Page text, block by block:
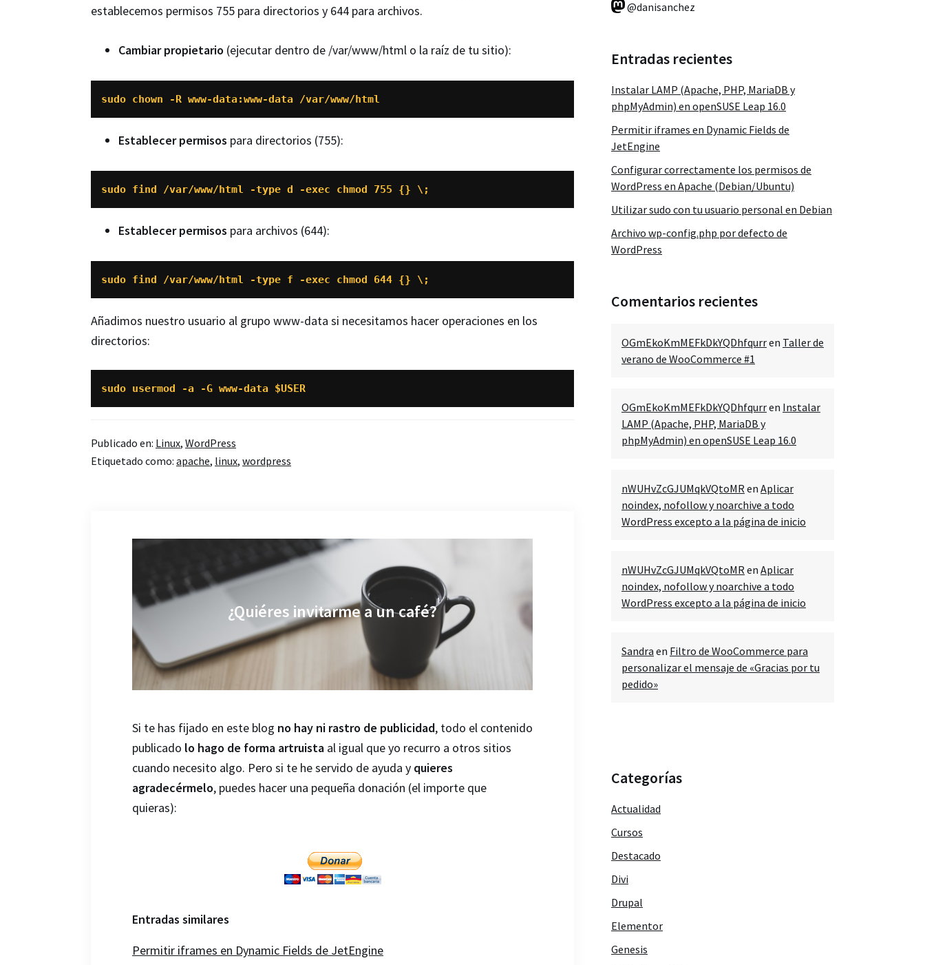
establecemos permisos 755 para directorios y 644 para archivos.
Cambiar propietario (ejecutar dentro de /var/www/html o la raíz de tu sitio):
sudo chown -R www-data:www-data /var/www/html
Establecer permisos para directorios (755):
sudo find /var/www/html -type d -exec chmod 755 {} \;
Establecer permisos para archivos (644):
sudo find /var/www/html -type f -exec chmod 644 {} \;
Añadimos nuestro usuario al grupo www-data si necesitamos hacer operaciones en los
directorios:
sudo usermod -a -G www-data $USER
Publicado en: Linux, WordPress
Etiquetado como: apache, linux, wordpress
¿Quiéres invitarme a un café?
Si te has fijado en este blog no hay ni rastro de publicidad, todo el contenido
publicado lo hago de forma artruista al igual que yo recurro a otros sitios
cuando necesito algo. Pero si te he servido de ayuda y quieres
agradecérmelo, puedes hacer una pequeña donación (el importe que
quieras):
Entradas similares
Permitir iframes en Dynamic Fields de JetEngine
@danisanchez
Entradas recientes
Instalar LAMP (Apache, PHP, MariaDB y
phpMyAdmin) en openSUSE Leap 16.0
Permitir iframes en Dynamic Fields de
JetEngine
Configurar correctamente los permisos de
WordPress en Apache (Debian/Ubuntu)
Utilizar sudo con tu usuario personal en Debian
Archivo wp-config.php por defecto de
WordPress
Comentarios recientes
OGmEkoKmMEFkDkYQDhfqurren Taller de
verano de WooCommerce #1
OGmEkoKmMEFkDkYQDhfqurren Instalar
LAMP (Apache, PHP, MariaDB y
phpMyAdmin) en openSUSE Leap 16.0
nWUHvZcGJUMqkVQtoMRen Aplicar
noindex, nofollow y noarchive a todo
WordPress excepto a la página de inicio
nWUHvZcGJUMqkVQtoMRen Aplicar
noindex, nofollow y noarchive a todo
WordPress excepto a la página de inicio
Sandra en Filtro de WooCommerce para
personalizar el mensaje de «Gracias por tu
pedido»
Categorías
Actualidad
Cursos
Destacado
Divi
Drupal
Elementor
Genesis